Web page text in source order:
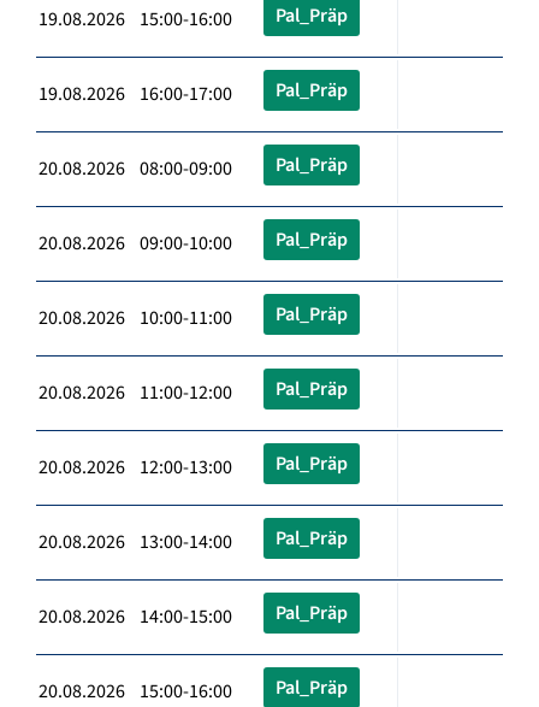
19.08.2026 15:00-16:00 Pal_Präp
19.08.2026 16:00-17:00 Pal_Präp
20.08.2026 08:00-09:00 Pal_Präp
20.08.2026 09:00-10:00 Pal_Präp
20.08.2026 10:00-11:00 Pal_Präp
20.08.2026 11:00-12:00 Pal_Präp
20.08.2026 12:00-13:00 Pal_Präp
20.08.2026 13:00-14:00 Pal_Präp
20.08.2026 14:00-15:00 Pal_Präp
20.08.2026 15:00-16:00 Pal_Präp